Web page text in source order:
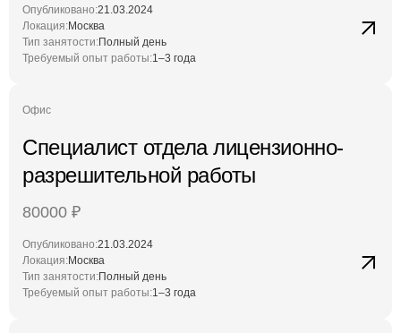
Опубликовано:21.03.2024
Локация:Москва
Тип занятости:Полный день
Требуемый опыт работы:1–3 года
Офис
Специалист отдела лицензионно-
разрешительной работы
80000 ₽
Опубликовано:21.03.2024
Локация:Москва
Тип занятости:Полный день
Требуемый опыт работы:1–3 года